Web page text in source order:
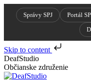
Správy SPJ Portál
Skip to content
Skip
to
content
DeafStudio
Občianske združenie